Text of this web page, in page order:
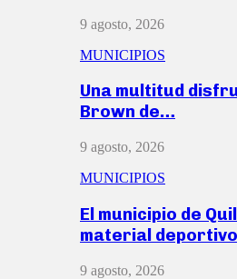
9 agosto, 2026
MUNICIPIOS
Una multitud
Brown de…
9 agosto, 2026
MUNICIPIOS
El municipio de
material
9 agosto, 2026